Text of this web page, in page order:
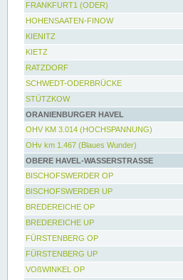
FRANKFURT1 (ODER)
HOHENSAATEN-FINOW
KIENITZ
KIETZ
RATZDORF
SCHWEDT-ODERBRÜCKE
STÜTZKOW
ORANIENBURGER HAVEL
OHV KM 3.014 (HOCHSPANNUNG)
OHv km 1.467 (Blaues Wunder)
OBERE HAVEL-WASSERSTRASSE
BISCHOFSWERDER OP
BISCHOFSWERDER UP
BREDEREICHE OP
BREDEREICHE UP
FÜRSTENBERG OP
FÜRSTENBERG UP
VOßWINKEL OP